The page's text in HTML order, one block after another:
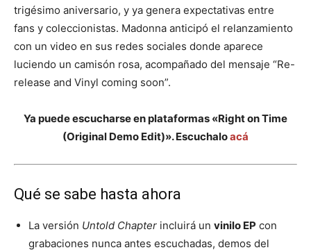
trigésimo aniversario, y ya genera expectativas entre
fans y coleccionistas. Madonna anticipó el relanzamiento
con un video en sus redes sociales donde aparece
luciendo un camisón rosa, acompañado del mensaje “Re-
release and Vinyl coming soon”.
Ya puede escucharse en plataformas «Right on Time
(Original Demo Edit)». Escuchaloacá
Qué se sabe hasta ahora
La versión Untold Chapter incluirá un vinilo EP con
grabaciones nunca antes escuchadas, demos del